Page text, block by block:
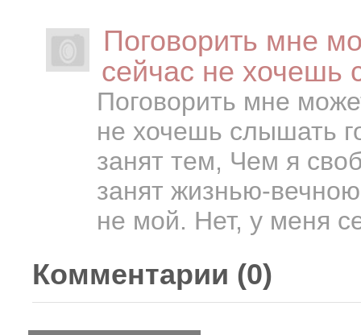
Поговорить мне
сейчас не хочешь
Поговорить мне
не хочешь слышать
занят тем, Чем я
занят жизнью-
не мой. Нет, у меня
Комментарии (0)